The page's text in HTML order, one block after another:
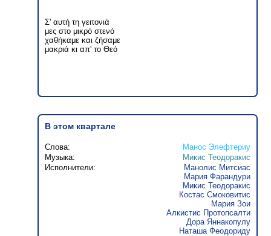
Σ' αυτή τη γειτονιά
μες στο μικρό στενό
χαθήκαμε και ζήσαμε
μακριά κι απ' το Θεό
В этом квартале
Слова:
Манос Элефтериу
Музыка:
Микис Теодоракис
Исполнители:
Манолис Митсиас
Мария Фарандури
Микис Теодоракис
Костас Смоковитис
Мария Зои
Алкистис Протопсалти
Дора Яннакопулу
Наташа Феодориду